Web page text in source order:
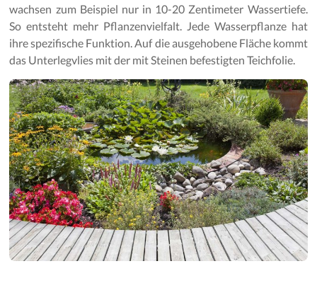
wachsen zum Beispiel nur in 10-20 Zentimeter Wassertiefe.
So entsteht mehr Pflanzenvielfalt. Jede Wasserpflanze hat
ihre spezifische Funktion. Auf die ausgehobene Fläche kommt
das Unterlegvlies mit der mit Steinen befestigten Teichfolie.